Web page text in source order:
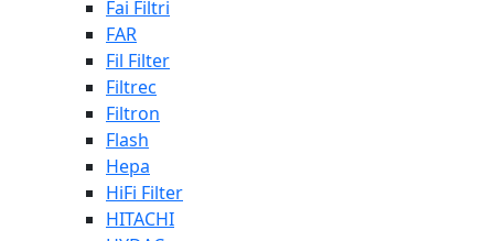
Fai Filtri
FAR
Fil Filter
Filtrec
Filtron
Flash
Hepa
HiFi Filter
HITACHI